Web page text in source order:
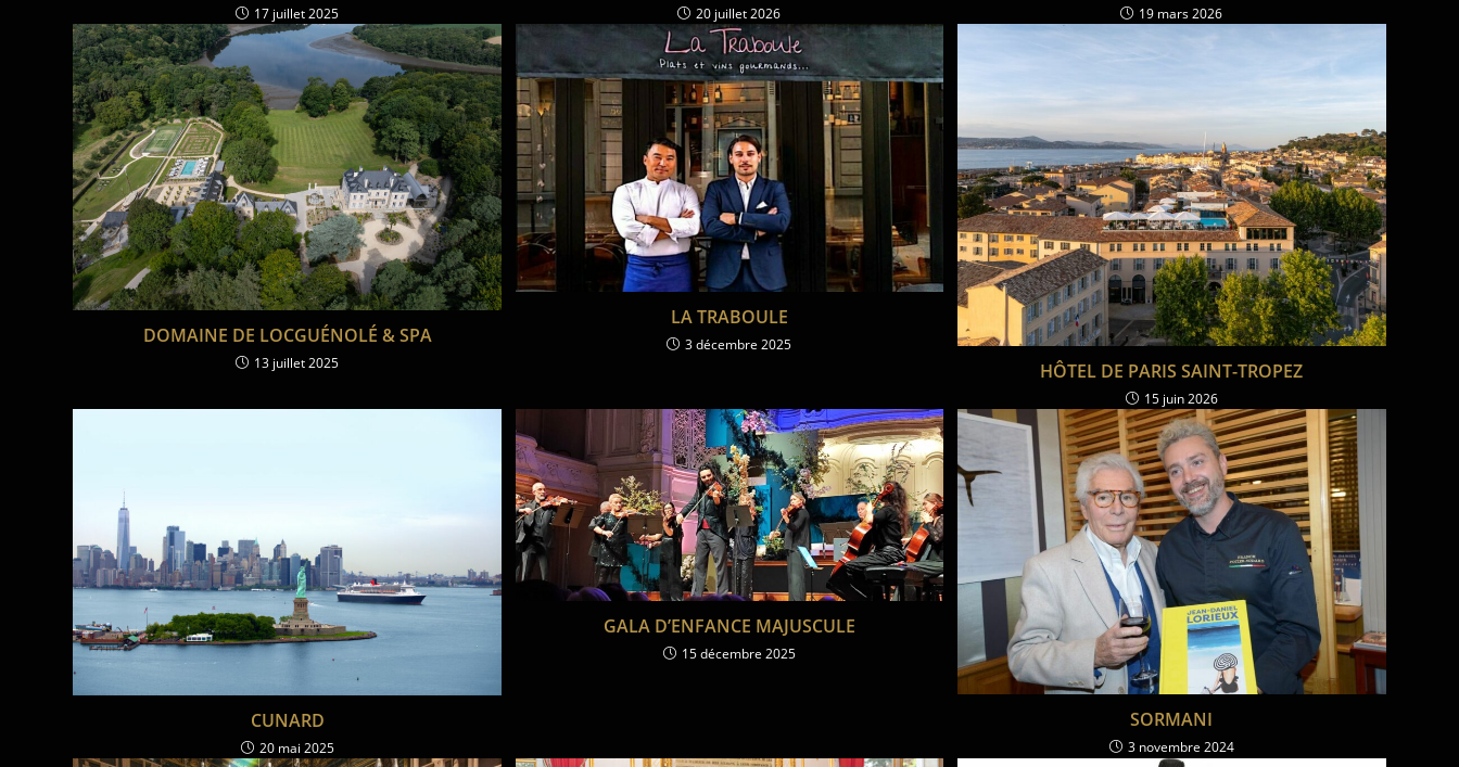
17 juillet 2025 20 juillet 2026 19 mars 2026
DOMAINE DE LOCGUÉNOLÉ & SPA
13 juillet 2025
LA TRABOULE
3 décembre 2025
HÔTEL DE PARIS SAINT-TROPEZ
15 juin 2026
CUNARD
20 mai 2025
GALA D’ENFANCE MAJUSCULE
15 décembre 2025
SORMANI
3 novembre 2024